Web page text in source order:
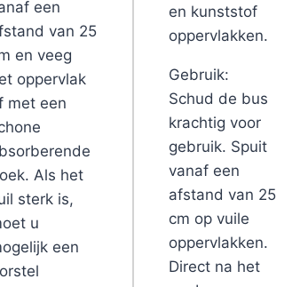
een
van 25
en veeg
oppervlak
met een
Als het
sterk is,
u
een
en kunststof
oppervlakken.
Gebruik:
Schud de bus
krachtig voor
gebruik. Spuit
vanaf een
afstand van 25
cm op vuile
oppervlakken.
Direct na het